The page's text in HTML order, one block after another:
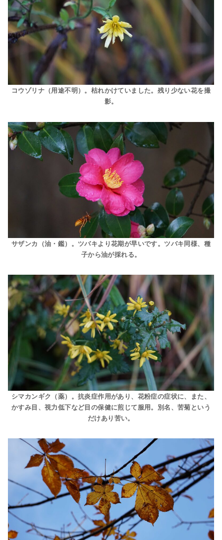
コウゾリナ（用途不明）。枯れかけていました。残り少ない花を撮
影。
サザンカ（油・鑑）。ツバキより花期が早いです。ツバキ同様、種
子から油が採れる。
シマカンギク（薬）。抗炎症作用があり、花粉症の症状に、また、
かすみ目、視力低下など目の保健に煎じて服用。別名、苦菊という
だけあり苦い。